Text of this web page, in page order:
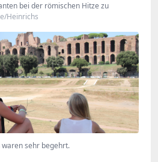
bei der römischen Hitze zu
Heinrichs
waren sehr begehrt.